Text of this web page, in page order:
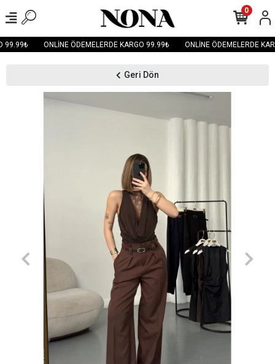
99.99₺ ONLİNE ÖDEMELERDE KARGO 99.99₺ ONLİNE ÖDEMELERDE
0
Geri Dön